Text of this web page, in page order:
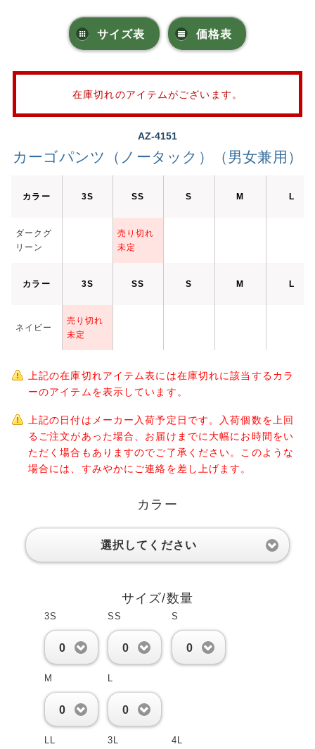
サイズ表 価格表
在庫切れのアイテムがございます。
AZ-4151
カーゴパンツ（ノータック）（男女兼用）
カラー 3S SS S M L
ダークグ
リーン
売り切れ
未定
カラー 3S SS S M L
ネイビー
売り切れ
未定
上記の在庫切れアイテム表には在庫切れに該当するカラ
ーのアイテムを表示しています。
上記の日付はメーカー入荷予定日です。入荷個数を上回
るご注文があった場合、お届けまでに大幅にお時間をい
ただく場合もありますのでご了承ください。このような
場合には、すみやかにご連絡を差し上げます。
カラー
選択してください
サイズ/数量
3S
0
SS
0
S
0
M
0
L
0
LL 3L 4L